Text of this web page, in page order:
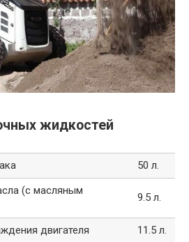
жидкостей
50 л.
(с масляным
9.5 л.
двигателя 11.5 л.